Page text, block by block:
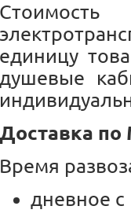
единицу
душевые
Доставка
Время
дневное с